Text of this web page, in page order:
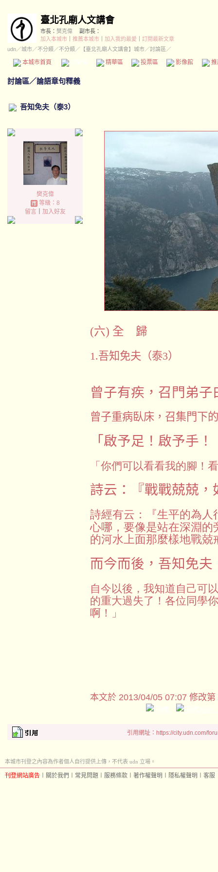
臺北孔廟人文講會
市長： 樊克偉
副市長：
加入本城市
推薦本城市 加入我的最愛
訂閱最新文章
udn／城市／不分類 ／不分類 ／ 【臺北孔廟人文講會】城市／討論區／
本城市首頁 精華區 投票區 影像館
討論區／論語章句釋義
吾知免夫（泰3）
樊克偉
等級：8
留言｜ 加入好友
(六) 全 歸
1.吾知免夫（泰3）
曾子有疾，召門弟子
曾子重病臥床，召集門下
「啟予足！啟予手！
「你們可以看看我的腳！
詩云：『戰戰兢兢
詩經有云： 『生平的為人
心哪，要像是站在深淵
的河水上面那麼樣地戰兢
而今而後，吾知免夫
自今以後，我知道自己可
的重大過失了！各位同學
啊！」
本文於 2013/04/05 07:07 修改第
引用網址：https://city.udn.com/
本城市刊登之內容為作者個人自行提供上傳，不代表 udn 立場。
刊登網站廣告 關於我們 常見問題 服務條款 著作權聲明 隱私權聲明 客服